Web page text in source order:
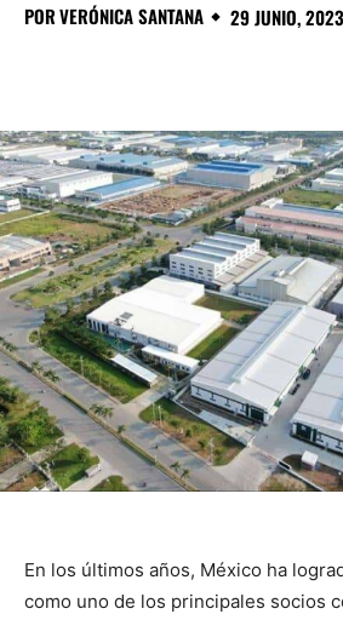
PORVERÓNICA SANTANA 29 JUNIO,
En los últimos años, México ha
como uno de los principales socios